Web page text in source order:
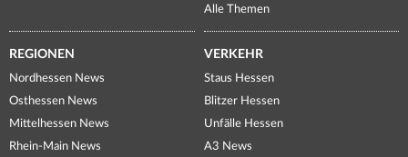
Alle Themen
REGIONEN
Nordhessen News
Osthessen News
Mittelhessen News
Rhein-Main News
VERKEHR
Staus Hessen
Blitzer Hessen
Unfälle Hessen
A3 News